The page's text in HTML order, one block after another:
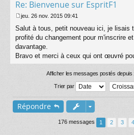
Re: Bienvenue sur EspritF1
e
s
s
g
jeu. 26 nov. 2015 09:41
Salut à tous, petit nouveau ici, je lisais
profité du changement pour m'inscrire
davantage.
Bravo et merci à ceux qui ont œuvré
Afficher les messages postés depuis :
Trier par
Répondre
176 messages 1 2 3 4